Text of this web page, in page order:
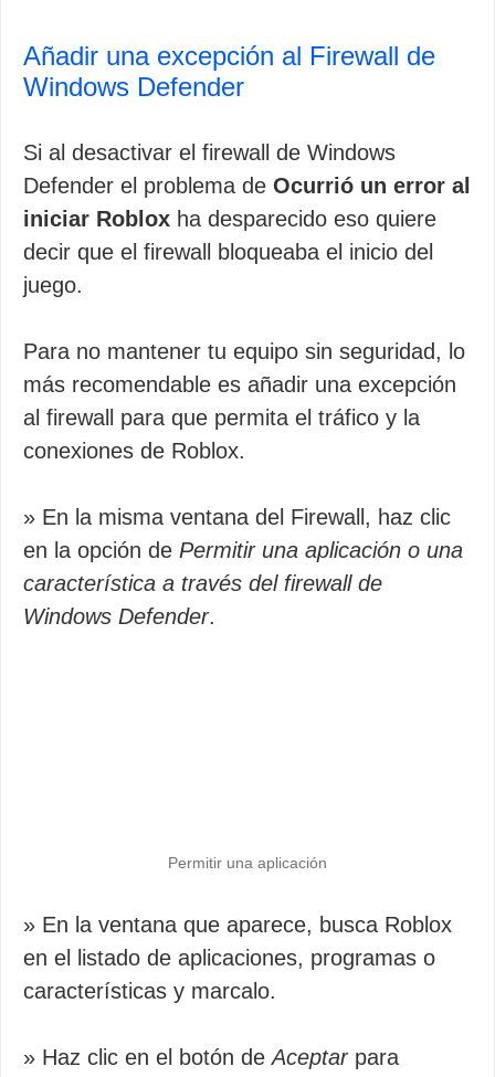
Añadir una excepción al Firewall de
Windows Defender
Si al desactivar el firewall de Windows
Defender el problema de Ocurrió un error al
iniciar Roblox ha desparecido eso quiere
decir que el firewall bloqueaba el inicio del
juego.
Para no mantener tu equipo sin seguridad, lo
más recomendable es añadir una excepción
al firewall para que permita el tráfico y la
conexiones de Roblox.
» En la misma ventana del Firewall, haz clic
en la opción de Permitir una aplicación o una
característica a través del firewall de
Windows Defender.
Permitir una aplicación
» En la ventana que aparece, busca Roblox
en el listado de aplicaciones, programas o
características y marcalo.
» Haz clic en el botón deAceptarpara